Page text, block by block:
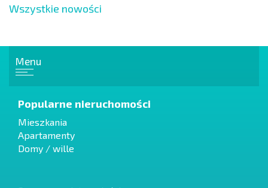
Wszystkie nowości
Menu
Popularne nieruchomości
Mieszkania
Apartamenty
Domy / wille